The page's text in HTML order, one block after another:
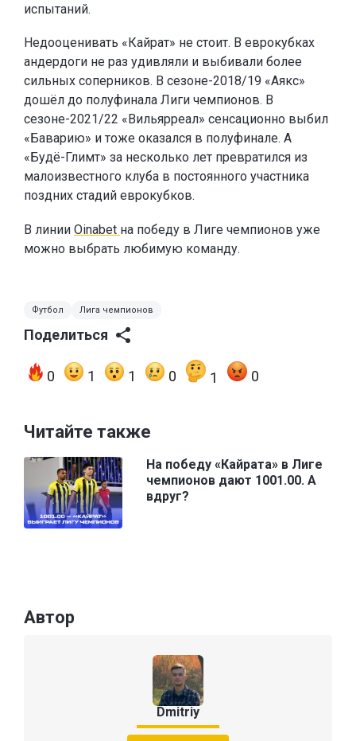
испытаний.
Недооценивать «Кайрат» не стоит. В еврокубках
андердоги не раз удивляли и выбивали более
сильных соперников. В сезоне-2018/19 «Аякс»
дошёл до полуфинала Лиги чемпионов. В
сезоне-2021/22 «Вильярреал» сенсационно выбил
«Баварию» и тоже оказался в полуфинале. А
«Будё-Глимт» за несколько лет превратился из
малоизвестного клуба в постоянного участника
поздних стадий еврокубков.
В линии Oinabet на победу в Лиге чемпионов уже
можно выбрать любимую команду.
Футбол Лига чемпионов
Поделиться
0 1 1 0 1 0
Читайте также
На победу «Кайрата» в Лиге
чемпионов дают 1001.00. А
вдруг?
Автор
Dmitriy